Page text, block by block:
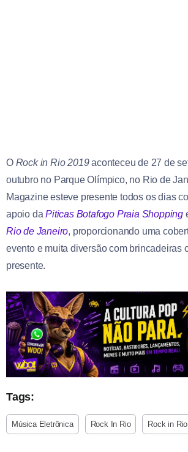
O Rock in Rio 2019aconteceu de 27 de
outubro no Parque Olímpico, no Rio de
Magazine esteve presente todos os dias
apoio daPiticas Botafogo Praia Shopping
Rio de Janeiro, proporcionando uma
evento e muita diversão com brincadeiras
presente.
Tags:
Música Eletrônica Rock In Rio Rock in